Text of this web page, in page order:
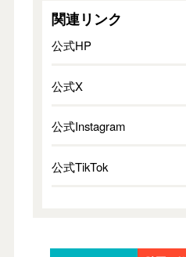
関連リンク
公式HP
公式X
公式Instagram
公式TikTok